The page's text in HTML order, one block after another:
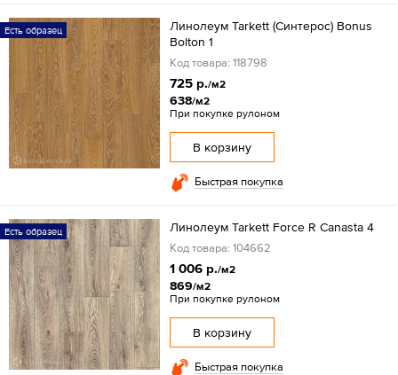
Есть образец
Линолеум Tarkett (Синтерос) Bonus
Bolton 1
Код товара: 118798
725 р./м2
638/м2
При покупке рулоном
В корзину
Быстрая покупка
Есть образец Линолеум Tarkett Force R Canasta 4
Код товара: 104662
1 006 р./м2
869/м2
При покупке рулоном
В корзину
Быстрая покупка